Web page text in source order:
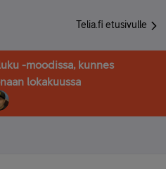
Telia.fi etusivulle
-moodissa, kunnes
lokakuussa